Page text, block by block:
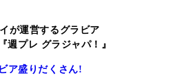
が運営するグラビア
週プレ グラジャパ！』
ア盛りだくさん!